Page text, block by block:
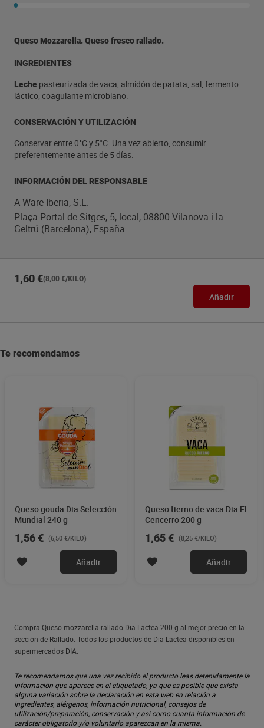
Queso Mozzarella. Queso fresco rallado.
INGREDIENTES
Leche pasteurizada de vaca, almidón de patata, sal, fermento
láctico, coagulante microbiano.
CONSERVACIÓN Y UTILIZACIÓN
Conservar entre 0°C y 5°C. Una vez abierto, consumir
preferentemente antes de 5 días.
INFORMACIÓN DEL RESPONSABLE
A-Ware Iberia, S.L.
Plaça Portal de Sitges, 5, local, 08800 Vilanova i la
Geltrú (Barcelona), España.
1,60 €(8,00 €/KILO)
Añadir
Te recomendamos
Queso gouda Dia Selección
Mundial 240 g
1,56 € (6,50 €/KILO)
Añadir
Queso tierno de vaca Dia El
Cencerro 200 g
1,65 € (8,25 €/KILO)
Añadir
Compra Queso mozzarella rallado Dia Láctea 200 g al mejor precio en la
sección de Rallado. Todos los productos de Dia Láctea disponibles en
supermercados DIA.
Te recomendamos que una vez recibido el producto leas detenidamente la
información que aparece en el etiquetado, ya que es posible que exista
alguna variación sobre la declaración en esta web en relación a
ingredientes, alérgenos, información nutricional, consejos de
utilización/preparación, conservación y así como cuanta información de
carácter obligatorio y/o voluntario aparezcan en la misma.